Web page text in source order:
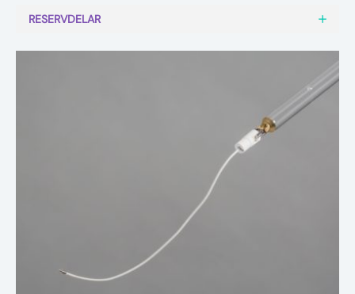
Service
Underhållstips
Kontakt
RESERVDELAR